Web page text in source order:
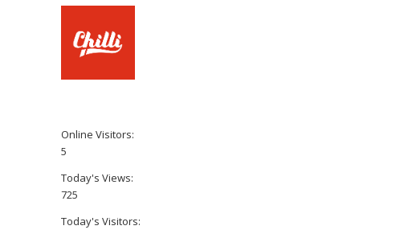
Online Visitors:
5
Today's Views:
725
Today's Visitors: